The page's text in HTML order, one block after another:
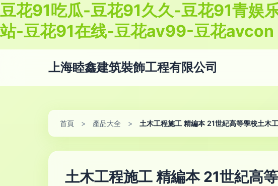
豆花91吃瓜-豆花91久久-豆花91青娱
站-豆花91在线-豆花av99-豆花avcon
上海睦鑫建筑裝飾工程有限公司
首頁 > 產品大全 > 土木工程施工 精編本 21世紀高等學校土木
土木工程施工 精編本 21世紀高